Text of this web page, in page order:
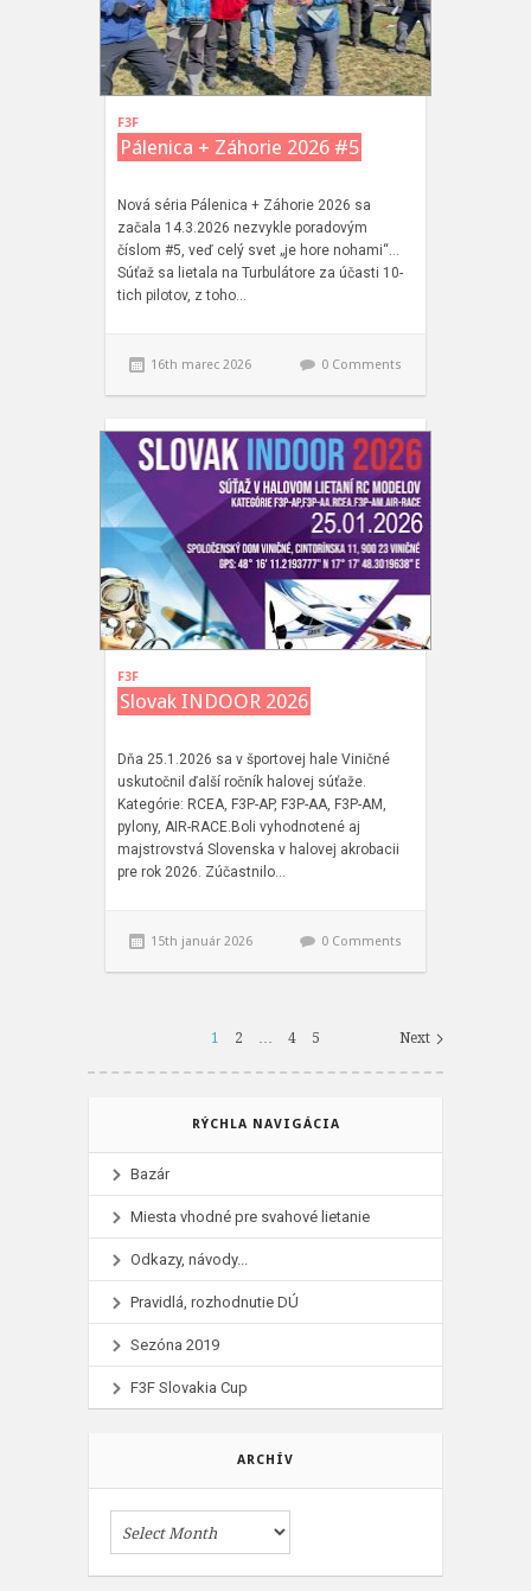
F3F
Pálenica + Záhorie 2026 #5
Nová séria Pálenica + Záhorie 2026 sa
začala 14.3.2026 nezvykle poradovým
číslom #5, veď celý svet „je hore nohami“…
Súťaž sa lietala na Turbulátore za účasti 10-
tich pilotov, z toho…
16th marec 2026 0 Comments
F3F
Slovak INDOOR 2026
Dňa 25.1.2026 sa v športovej hale Viničné
uskutočnil ďalší ročník halovej súťaže.
Kategórie: RCEA, F3P-AP, F3P-AA, F3P-AM,
pylony, AIR-RACE.Boli vyhodnotené aj
majstrovstvá Slovenska v halovej akrobacii
pre rok 2026. Zúčastnilo…
15th január 2026 0 Comments
Next
1 2 … 4 5
RÝCHLA NAVIGÁCIA
Bazár
Miesta vhodné pre svahové lietanie
Odkazy, návody...
Pravidlá, rozhodnutie DÚ
Sezóna 2019
F3F Slovakia Cup
ARCHÍV